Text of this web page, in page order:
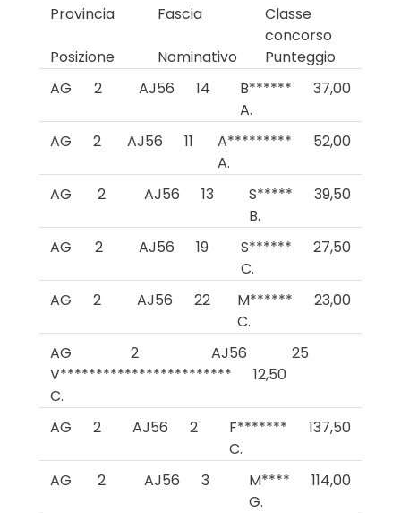
Provincia
Fascia
Classe
concorso
Posizione
Nominativo
Punteggio
AG
2 AJ56 14
B******
A.
37,00
AG 2 AJ56 11
A*********
A.
52,00
AG 2 AJ56 13
S*****
B.
39,50
AG 2 AJ56 19
S******
C.
27,50
AG 2 AJ56 22
M******
C.
23,00
AG 2 AJ56
25
V************************
C.
12,50
AG 2 AJ56 2
F*******
C.
137,50
AG 2 AJ56 3
M****
G.
114,00